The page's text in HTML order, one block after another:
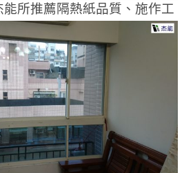
所推薦隔熱紙品質、施作工